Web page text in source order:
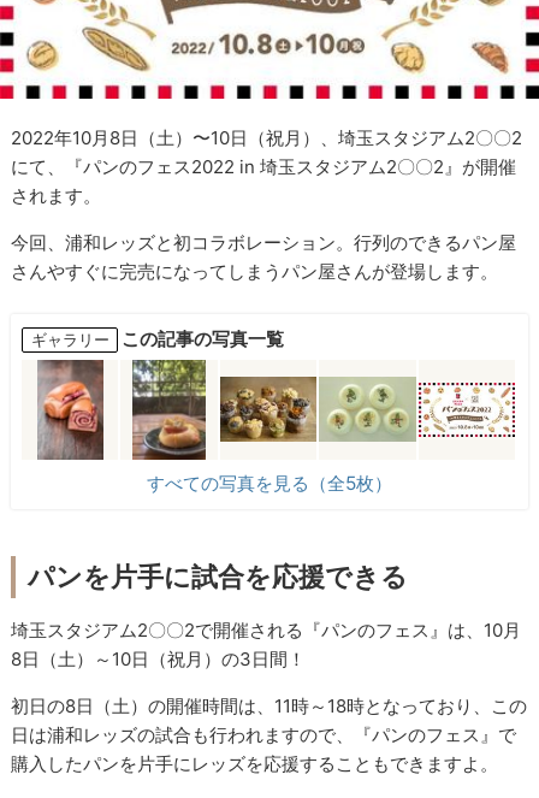
2022年10月8日（土）〜10日（祝月）、埼玉スタジアム2〇〇2
にて、『パンのフェス2022 in 埼玉スタジアム2〇〇2』が開催
されます。
今回、浦和レッズと初コラボレーション。行列のできるパン屋
さんやすぐに完売になってしまうパン屋さんが登場します。
ギャラリー この記事の写真一覧
すべての写真を見る（全5枚）
パンを片手に試合を応援できる
埼玉スタジアム2〇〇2で開催される『パンのフェス』は、10月
8日（土）～10日（祝月）の3日間！
初日の8日（土）の開催時間は、11時～18時となっており、この
日は浦和レッズの試合も行われますので、『パンのフェス』で
購入したパンを片手にレッズを応援することもできますよ。